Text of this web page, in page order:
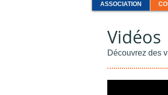
ASSOCIATION
Vidéos
Découvrez des